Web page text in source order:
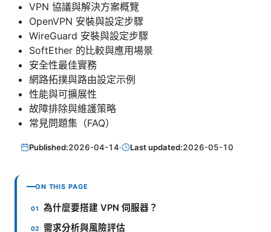
VPN 協議與解決方案概覽
OpenVPN 安裝與設定步驟
WireGuard 安裝與設定步驟
SoftEther 的比較與應用場景
安全性最佳實務
網路拓撲與路由設定示例
性能與可擴展性
故障排除與維護策略
常見問題集（FAQ）
Published:2026-04-14· Last updated:2026-05-10
ON THIS PAGE
為什麼要搭建 VPN 伺服器？
需求分析與風險評估